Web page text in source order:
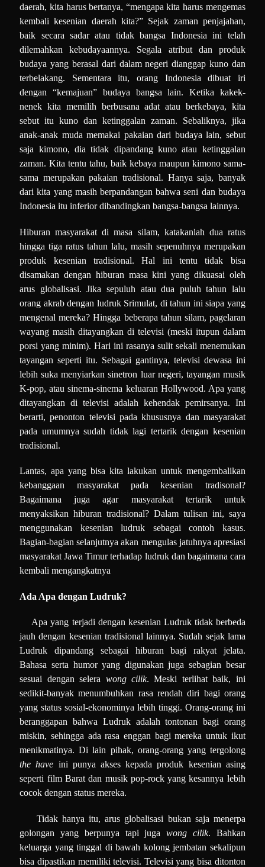
daerah, kita harus bertanya, “mengapa kita harus mengemas
kembali kesenian daerah kita?” Sejak zaman penjajahan,
baik secara sadar atau tidak bangsa Indonesia ini telah
dilemahkan kebudayaannya. Segala atribut dan produk
budaya yang berasal dari dalam negeri dianggap kuno dan
terbelakang. Sementara itu, orang Indonesia dibuat iri
dengan “kemajuan” budaya bangsa lain. Ketika kakek-
nenek kita memilih berbusana adat atau berkebaya, kita
sebut itu kuno dan ketinggalan zaman. Sebaliknya, jika
anak-anak muda memakai pakaian dari budaya lain, sebut
saja kimono, dia tidak dipandang kuno atau ketinggalan
zaman. Kita tentu tahu, baik kebaya maupun kimono sama-
sama merupakan pakaian tradisional. Hanya saja, banyak
dari kita yang masih berpandangan bahwa seni dan budaya
Indonesia itu inferior dibandingkan bangsa-bangsa lainnya.
Hiburan masyarakat di masa silam, katakanlah dua ratus
hingga tiga ratus tahun lalu, masih sepenuhnya merupakan
produk kesenian tradisional. Hal ini tentu tidak bisa
disamakan dengan hiburan masa kini yang dikuasai oleh
arus globalisasi. Jika sepuluh atau dua puluh tahun lalu
orang akrab dengan ludruk Srimulat, di tahun ini siapa yang
mengenal mereka? Hingga beberapa tahun silam, pagelaran
wayang masih ditayangkan di televisi (meski itupun dalam
porsi yang minim). Hari ini rasanya sulit sekali menemukan
tayangan seperti itu. Sebagai gantinya, televisi dewasa ini
lebih suka menyiarkan sinetron luar negeri, tayangan musik
K-pop, atau sinema-sinema keluaran Hollywood. Apa yang
ditayangkan di televisi adalah kehendak pemirsanya. Ini
berarti, penonton televisi pada khususnya dan masyarakat
pada umumnya sudah tidak lagi tertarik dengan kesenian
tradisional.
Lantas, apa yang bisa kita lakukan untuk mengembalikan
kebanggaan masyarakat pada kesenian tradisonal?
Bagaimana juga agar masyarakat tertarik untuk
menyaksikan hiburan tradisional? Dalam tulisan ini, saya
menggunakan kesenian ludruk sebagai contoh kasus.
Bagian-bagian selanjutnya akan mengulas jatuhnya apresiasi
masyarakat Jawa Timur terhadap ludruk dan bagaimana cara
kembali mengangkatnya
Ada Apa dengan Ludruk?
Apa yang terjadi dengan kesenian Ludruk tidak berbeda
jauh dengan kesenian tradisional lainnya. Sudah sejak lama
Ludruk dipandang sebagai hiburan bagi rakyat jelata.
Bahasa serta humor yang digunakan juga sebagian besar
sesuai dengan selera wong cilik. Meski terlihat baik, ini
sedikit-banyak menumbuhkan rasa rendah diri bagi orang
yang status sosial-ekonominya lebih tinggi. Orang-orang ini
beranggapan bahwa Ludruk adalah tontonan bagi orang
miskin, sehingga ada rasa enggan bagi mereka untuk ikut
menikmatinya. Di lain pihak, orang-orang yang tergolong
the have ini punya akses kepada produk kesenian asing
seperti film Barat dan musik pop-rock yang kesannya lebih
cocok dengan status mereka.
Tidak hanya itu, arus globalisasi bukan saja menerpa
golongan yang berpunya tapi jugawong cilik. Bahkan
keluarga yang tinggal di bawah kolong jembatan sekalipun
bisa dipastikan memiliki televisi. Televisi yang bisa ditonton